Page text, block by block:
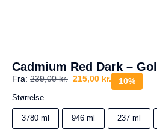
t
u
Din
kurv
Cadmium Red Dark –
Fra: 239,00kr. 215,00 kr. 10%
Størrelse
3780 ml 946 ml 237 ml